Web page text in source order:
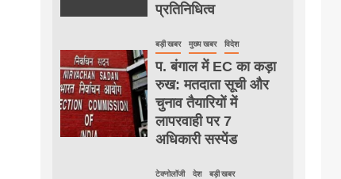
प्रतिनिधित्व
बड़ी खबर मुख्य खबर विदेश
प. बंगाल में EC का कड़ा
रुख: मतदाता सूची और
चुनाव तैयारियों में
लापरवाही पर 7
अधिकारी सस्पेंड
टेक्नोलॉजी देश बड़ी खबर